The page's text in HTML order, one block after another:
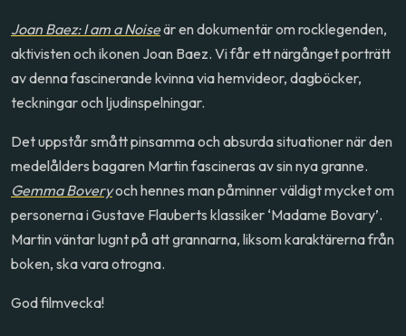
Joan Baez: I am a Noiseär en dokumentär om rocklegenden,
aktivisten och ikonen Joan Baez. Vi får ett närgånget porträtt
av denna fascinerande kvinna via hemvideor, dagböcker,
teckningar och ljudinspelningar.
Det uppstår smått pinsamma och absurda situationer när den
medelålders bagaren Martin fascineras av sin nya granne.
Gemma Boveryoch hennes man påminner väldigt mycket om
personerna i Gustave Flauberts klassiker ‘Madame Bovary’.
Martin väntar lugnt på att grannarna, liksom karaktärerna från
boken, ska vara otrogna.
God filmvecka!